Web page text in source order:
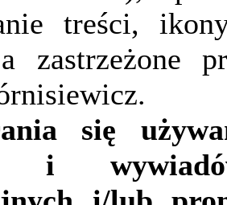
treści,
zastrzeżone
się
i